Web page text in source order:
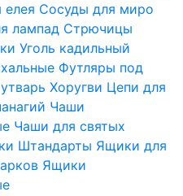
елея Сосуды для миро
лампад Стрючицы
Уголь кадильный
Футляры под
Хоругви Цепи для
Чаши
Чаши для святых
Штандарты Ящики для
Ящики